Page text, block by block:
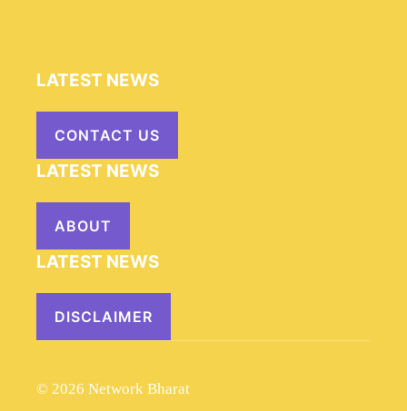
LATEST NEWS
CONTACT US
LATEST NEWS
ABOUT
LATEST NEWS
DISCLAIMER
© 2026 Network Bharat